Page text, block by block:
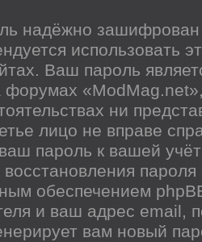
надёжно
использовать
Ваш пароль
форумах
ни
лицо не вправе
пароль к вашей
обеспечением
и ваш адрес email,
вам новый